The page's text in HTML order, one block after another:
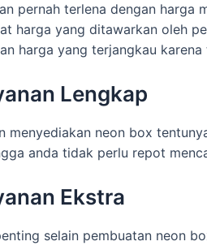
pernah terlena dengan harga
harga yang ditawarkan oleh
harga yang terjangkau karena
Lengkap
menyediakan neon box
anda tidak perlu repot
Ekstra
selain pembuatan neon